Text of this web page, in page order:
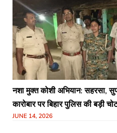
नशा मुक्त कोशी अभियान: सहरसा,
कारोबार पर बिहार पुलिस की बड़ी
JUNE 14, 2026